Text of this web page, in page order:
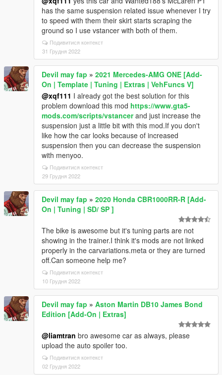
has the same suspension related issue whenever I try
to speed with them their skirt starts scraping the
ground so I use vstancer with both of them.
Подивитися контекст
31 Грудня 2022
Devil may fap » 2021 Mercedes-AMG ONE [Add-
On | Template | Tuning | Extras | VehFuncs V]
@xqf111 I already got the best solution for this
problem download this mod https://www.gta5-
mods.com/scripts/vstancerand just increase the
suspension just a little bit with this mod.If you don't
like how the car looks because of increased
suspension then you can decrease the suspension
with menyoo.
Подивитися контекст
29 Грудня 2022
Devil may fap » 2020 Honda CBR1000RR-R [Add-
On | Tuning | SD/ SP ]
The bike is awesome but it's tuning parts are not
showing in the trainer.I think it's mods are not linked
properly in the carvariations.meta or they are turned
off.Can someone help me?
Подивитися контекст
10 Грудня 2022
Devil may fap » Aston Martin DB10 James Bond
Edition [Add-On | Extras]
@liamtran bro awesome car as always, please
upload the auto spoiler too.
Подивитися контекст
02 Грудня 2022